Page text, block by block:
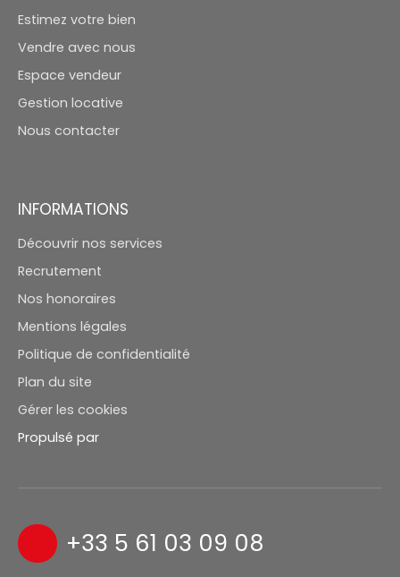
Estimez votre bien
Vendre avec nous
Espace vendeur
Gestion locative
Nous contacter
INFORMATIONS
Découvrir nos services
Recrutement
Nos honoraires
Mentions légales
Politique de confidentialité
Plan du site
Gérer les cookies
Propulsé par
+33 5 61 03 09 08